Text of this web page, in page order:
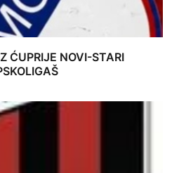
ĆUPRIJE NOVI-STARI